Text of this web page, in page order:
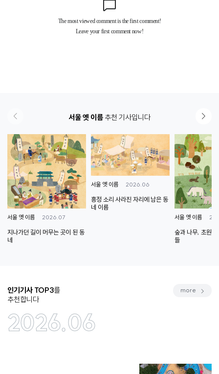
서울 옛 이름 추천 기사입니다
서울 옛 이름 2026.07
지나가던 길이 머무는 곳이 된 동
네
서울 옛 이름 2026.06
흥정 소리 사라진 자리에 남은 동
네 이름
서울 옛 이름
숲과 나무, 초원에
들
인기기사 TOP3를
추천합니다
2026.06
more